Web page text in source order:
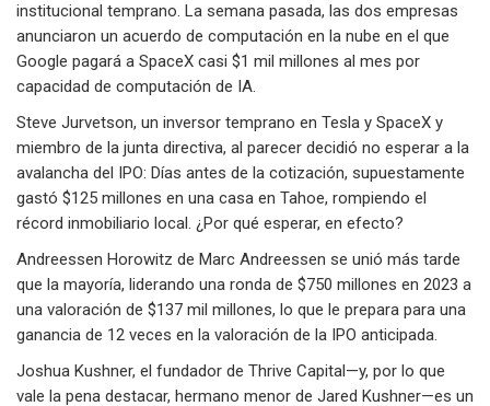
institucional temprano. La semana pasada, las dos empresas
anunciaron un acuerdo de computación en la nube en el que
Google pagará a SpaceX casi $1 mil millones al mes por
capacidad de computación de IA.
Steve Jurvetson, un inversor temprano en Tesla y SpaceX y
miembro de la junta directiva, al parecer decidió no esperar a la
avalancha del IPO: Días antes de la cotización, supuestamente
gastó $125 millones en una casa en Tahoe, rompiendo el
récord inmobiliario local. ¿Por qué esperar, en efecto?
Andreessen Horowitz de Marc Andreessen se unió más tarde
que la mayoría, liderando una ronda de $750 millones en 2023 a
una valoración de $137 mil millones, lo que le prepara para una
ganancia de 12 veces en la valoración de la IPO anticipada.
Joshua Kushner, el fundador de Thrive Capital—y, por lo que
vale la pena destacar, hermano menor de Jared Kushner—es un